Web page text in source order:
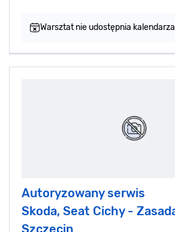
Warsztat nie udostępnia
Autoryzowany serwis
Skoda, Seat Cichy -
Szczecin